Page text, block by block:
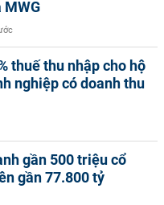
MWG
thuế thu nhập cho hộ
nghiệp có doanh thu
gần 500 triệu cổ
gần 77.800 tỷ